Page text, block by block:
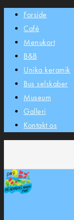
Forside
Café
Menukort
B&B
Unika keramik
Bus selskaber
Museum
Galleri
Kontakt os